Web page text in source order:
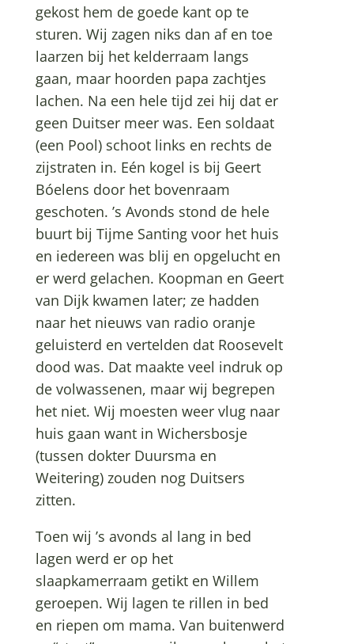
gekost hem de goede kant op te
sturen. Wij zagen niks dan af en toe
laarzen bij het kelderraam langs
gaan, maar hoorden papa zachtjes
lachen. Na een hele tijd zei hij dat er
geen Duitser meer was. Een soldaat
(een Pool) schoot links en rechts de
zijstraten in. Eén kogel is bij Geert
Bóelens door het bovenraam
geschoten. ’s Avonds stond de hele
buurt bij Tijme Santing voor het huis
en iedereen was blij en opgelucht en
er werd gelachen. Koopman en Geert
van Dijk kwamen later; ze hadden
naar het nieuws van radio oranje
geluisterd en vertelden dat Roosevelt
dood was. Dat maakte veel indruk op
de volwassenen, maar wij begrepen
het niet. Wij moesten weer vlug naar
huis gaan want in Wichersbosje
(tussen dokter Duursma en
Weitering) zouden nog Duitsers
zitten.
Toen wij ’s avonds al lang in bed
lagen werd er op het
slaapkamerraam getikt en Willem
geroepen. Wij lagen te rillen in bed
en riepen om mama. Van buitenwerd